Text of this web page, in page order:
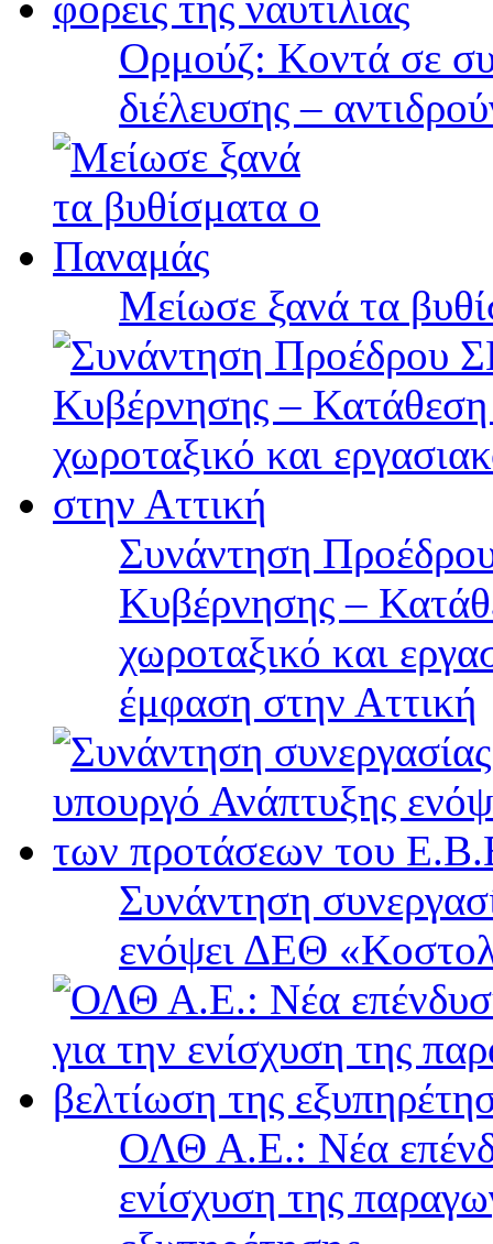
Ορμούζ: Κοντά σε
διέλευσης –
Μείωσε ξανά τα
Συνάντηση
Κυβέρνησης –
χωροταξικό και
έμφαση στην Αττική
Συνάντηση
ενόψει ΔΕΘ
ΟΛΘ Α.Ε.: Νέα
ενίσχυση της